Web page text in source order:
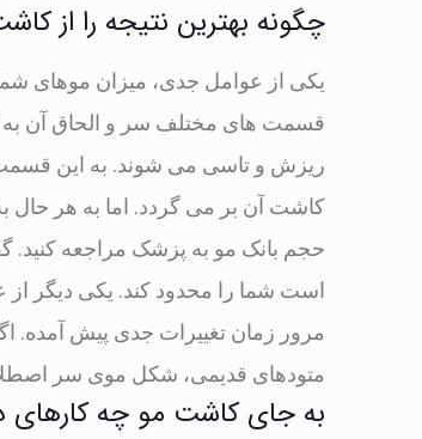
چگونه بهترین نتیجه را از
یکی از عوامل جدی، میزان موهای
قسمت های مختلف سر و الحاق آن به
ریزش و تاسی می شوند. به این
کاشت آن بر می گردد. اما به هر حال
حجم بانک مو به پزشک مراجعه کنید.
است شما را محدود کند. یکی دیگر
مرور زمان تغییرات جدی پیش آمده.
متودهای قدیمی، شکل موی سر
به جای کاشت مو چه کارهای